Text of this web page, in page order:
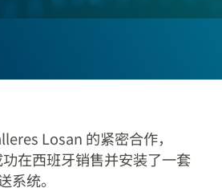
Losan 的紧密合作，
在西班牙销售并安装了一套
系统。